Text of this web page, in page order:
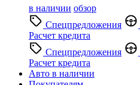
в наличии обзор
Спецпредложения
Расчет кредита
Спецпредложения
Расчет кредита
Авто в наличии